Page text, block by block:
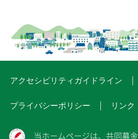
アクセシビリティガイドライン
プライバシーポリシー リンク
当ホームページは、共同募